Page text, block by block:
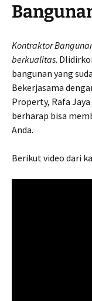
Kontraktor
berkualitas.
bangunan yang
Bekerjasama
Property, Rafa
berharap bisa
Anda.
Berikut video dari